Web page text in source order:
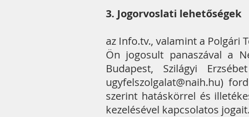
3. Jogorvoslati lehetőségek
az Info.tv., valamint a Polgári
Ön jogosult panaszával a
Budapest, Szilágyi
ugyfelszolgalat@naih.hu)
szerint hatáskörrel és
kezelésével kapcsolatos jogait.